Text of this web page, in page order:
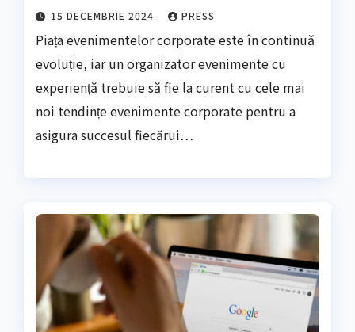
15 DECEMBRIE 2024 PRESS
Piața evenimentelor corporate este în continuă
evoluție, iar un organizator evenimente cu
experiență trebuie să fie la curent cu cele mai
noi tendințe evenimente corporate pentru a
asigura succesul fiecărui…